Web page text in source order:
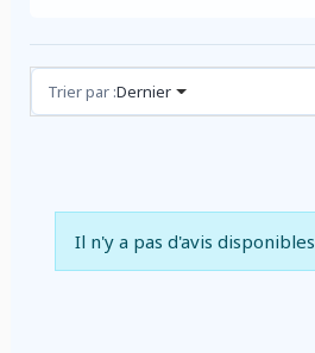
Avis (0)
Trier par :Dernier
Il n'y a pas d'avis disponibles